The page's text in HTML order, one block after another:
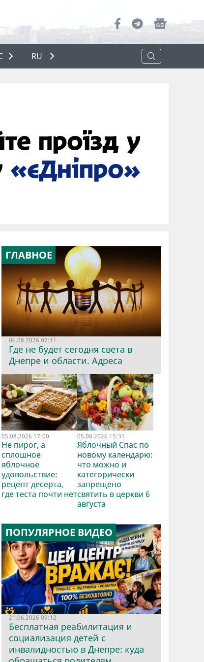
RU
ГЛАВНОЕ
06.08.2026 07:11
Где не будет сегодня света в
Днепре и области. Адреса
05.08.2026 17:00
Не пирог, а
сплошное
яблочное
удовольствие:
рецепт десерта,
где теста почти нет
05.08.2026 15:31
Яблочный Спас по
новому календарю:
что можно и
категорически
запрещено
святить в церкви 6
августа
ПОПУЛЯРНОЕ ВИДЕО
21.06.2026 09:12
Бесплатная реабилитация и
социализация детей с
инвалидностью в Днепре: куда